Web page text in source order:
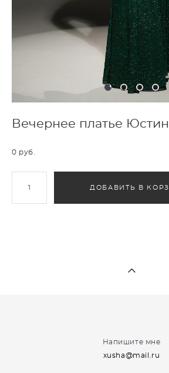
Вечернее платье
0 pуб.
ДОБАВИТЬ В
Напишите мне
xusha@mail.ru